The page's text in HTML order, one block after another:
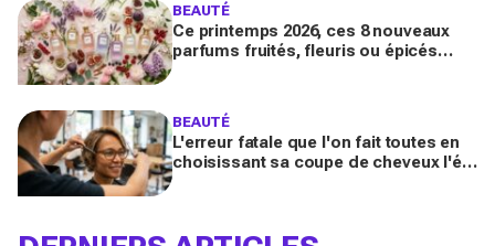
BEAUTÉ
Ce printemps 2026, ces 8 nouveaux
parfums fruités, fleuris ou épicés
BEAUTÉ
L'erreur fatale que l'on fait toutes en
choisissant sa coupe de cheveux l'été